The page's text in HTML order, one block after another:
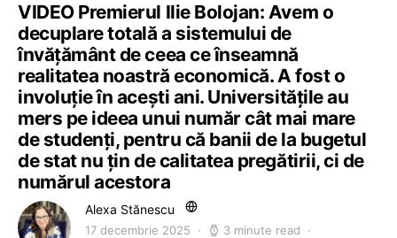
VIDEO Premierul Ilie Bolojan: Avem o
decuplare totală a sistemului de
învăţământ de ceea ce înseamnă
realitatea noastră economică. A fost o
involuție în acești ani. Universitățile au
mers pe ideea unui număr cât mai mare
de studenţi, pentru că banii de la bugetul
de stat nu ţin de calitatea pregătirii, ci de
numărul acestora
Alexa Stănescu
17 decembrie 2025 3 minute read